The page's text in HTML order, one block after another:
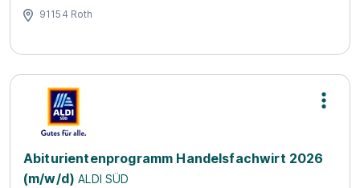
91154 Roth
Abiturientenprogramm Handelsfachwirt 2026
(m/w/d) ALDI SÜD